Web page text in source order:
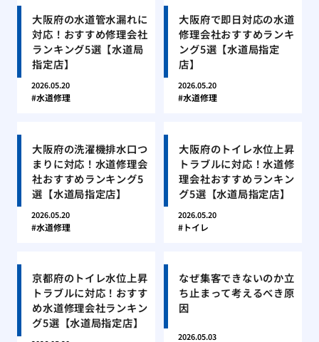
大阪府の水道管水漏れに
対応！おすすめ修理会社
ランキング5選【水道局
指定店】
2026.05.20
水道修理
大阪府で即日対応の水道
修理会社おすすめランキ
ング5選【水道局指定
店】
2026.05.20
水道修理
大阪府の洗濯機排水口つ
まりに対応！水道修理会
社おすすめランキング5
選【水道局指定店】
2026.05.20
水道修理
大阪府のトイレ水位上昇
トラブルに対応！水道修
理会社おすすめランキン
グ5選【水道局指定店】
2026.05.20
トイレ
京都府のトイレ水位上昇
トラブルに対応！おすす
め水道修理会社ランキン
グ5選【水道局指定店】
なぜ集客できないのか立
ち止まって考えるべき原
因
2026.05.03